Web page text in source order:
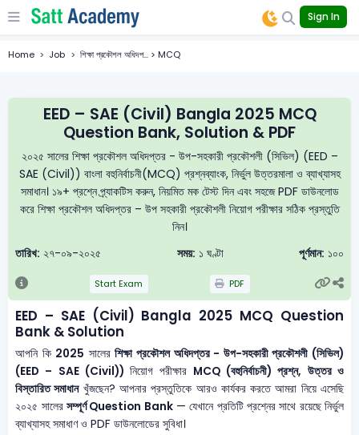
Sign In
Home Job শিক্ষা প্রকৌশল অধিদপ... > MCQ
EED – SAE (Civil) Bangla 2025 MCQ
Question Bank, Solution & PDF
২০২৫ সালের শিক্ষা প্রকৌশল অধিদপ্তর - উপ-সহকারী প্রকৌশলী (সিভিল) (EED –
SAE (Civil)) বাংলা বহুনির্বাচনী(MCQ) প্রশ্নব্যাংক, নির্ভুল উত্তরমালা ও ব্যাখ্যাসহ
সমাধান। ১৯+ প্রশ্নে প্র্যাকটিস করুন, নিয়মিত মক টেস্ট দিন এবং সহজে PDF ডাউনলোড
করে শিক্ষা প্রকৌশল অধিদপ্তর – উপ সহকারী প্রকৌশলী নিয়োগ পরীক্ষার সঠিক প্রস্তুতি
নিন।
তারিখ: ২৭-০৯-২০২৫ সময়: ১ ঘণ্টা পূর্ণমান: ১০০
Start Exam PDF
EED – SAE (Civil) Bangla 2025 MCQ Question
Bank & Solution
আপনি কি 2025 সালেরশিক্ষা প্রকৌশল অধিদপ্তর - উপ-সহকারী প্রকৌশলী (সিভিল)
(EED – SAE (Civil)) নিয়োগ পরীক্ষার MCQ (বহুনির্বাচনী) প্রশ্ন, উত্তর ও
বিস্তারিত সমাধানখুঁজছেন? আপনার প্রস্তুতিকে আরও কার্যকর করতে আমরা নিয়ে এসেছি
২০২৫ সালের সম্পূর্ণ Question Bank— যেখানে প্রতিটি প্রশ্নের সাথে রয়েছে নির্ভুল
ব্যাখ্যাসহ সমাধাণ ও PDF ডাউনলোডের সুবিধা।